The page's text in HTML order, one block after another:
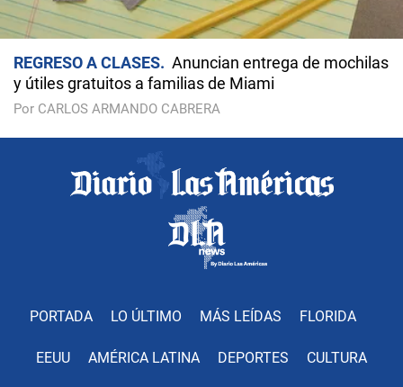
REGRESO A CLASES
Anuncian entrega de mochilas
y útiles gratuitos a familias de Miami
Por CARLOS ARMANDO CABRERA
PORTADA LO ÚLTIMO MÁS LEÍDAS FLORIDA
EEUU AMÉRICA LATINA DEPORTES CULTURA